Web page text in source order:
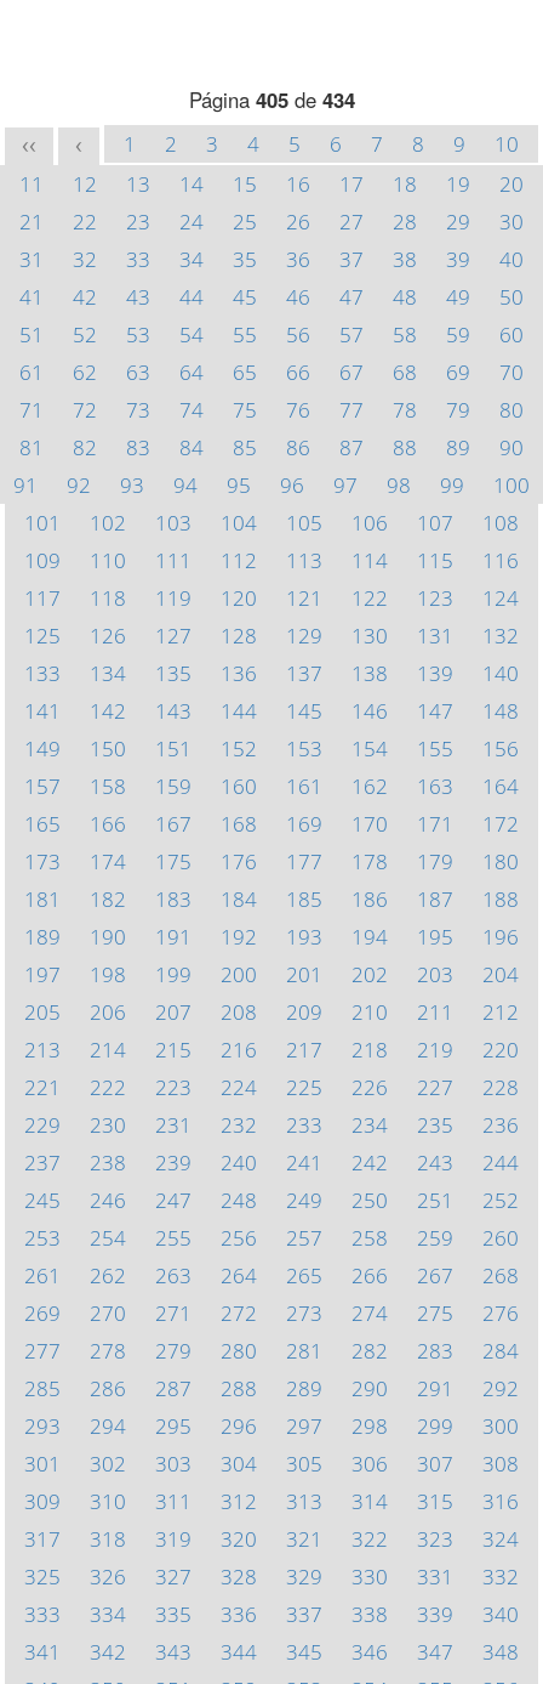
Página 405de 434
<< < 1 2 3 4 5 6 7 8 9
10
11
12 13 14 15 16 17 18 19
20
21
22 23 24 25 26 27 28 29
30
31
32 33 34 35 36 37 38 39
40
41
42 43 44 45 46 47 48 49
50
51
52 53 54 55 56 57 58 59
60
61
62 63 64 65 66 67 68 69
70
71
72 73 74 75 76 77 78 79
80
81
82 83 84 85 86 87 88 89
90
91
92 93 94 95 96 97 98 99
100
101
102 103 104 105 106 107
108
109
110 111 112 113 114 115
116
117
118 119 120 121 122 123
124
125
126 127 128 129 130 131
132
133
134 135 136 137 138 139
140
141
142 143 144 145 146 147
148
149
150 151 152 153 154 155
156
157
158 159 160 161 162 163
164
165
166 167 168 169 170 171
172
173
174 175 176 177 178 179
180
181
182 183 184 185 186 187
188
189
190 191 192 193 194 195
196
197
198 199 200 201 202 203
204
205
206 207 208 209 210 211
212
213
214 215 216 217 218 219
220
221
222 223 224 225 226 227
228
229
230 231 232 233 234 235
236
237
238 239 240 241 242 243
244
245
246 247 248 249 250 251
252
253
254 255 256 257 258 259
260
261
262 263 264 265 266 267
268
269
270 271 272 273 274 275
276
277
278 279 280 281 282 283
284
285
286 287 288 289 290 291
292
293
294 295 296 297 298 299
300
301
302 303 304 305 306 307
308
309
310 311 312 313 314 315
316
317
318 319 320 321 322 323
324
325
326 327 328 329 330 331
332
333
334 335 336 337 338 339
340
341
342 343 344 345 346 347
348